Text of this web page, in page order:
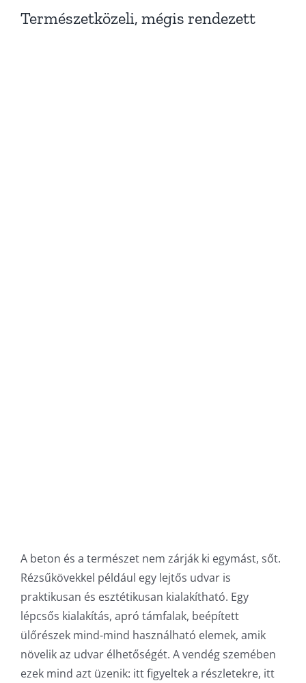
Természetközeli, mégis rendezett
A beton és a természet nem zárják ki egymást, sőt.
Rézsűkövekkel például egy lejtős udvar is
praktikusan és esztétikusan kialakítható. Egy
lépcsős kialakítás, apró támfalak, beépített
ülőrészek mind-mind használható elemek, amik
növelik az udvar élhetőségét. A vendég szemében
ezek mind azt üzenik: itt figyeltek a részletekre, itt